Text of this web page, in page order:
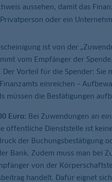
aussehen, damit das
oder ein
ist von der
vom Empfänger der
Der Vorteil für die Spender:
einreichen –
müssen die Bestätigungen
Euro: Bei Zuwendungen an
öffentliche Dienststelle ist
der Buchungsbestätigung
Bank. Zudem muss man bei
von der
handelt. Dafür eignet